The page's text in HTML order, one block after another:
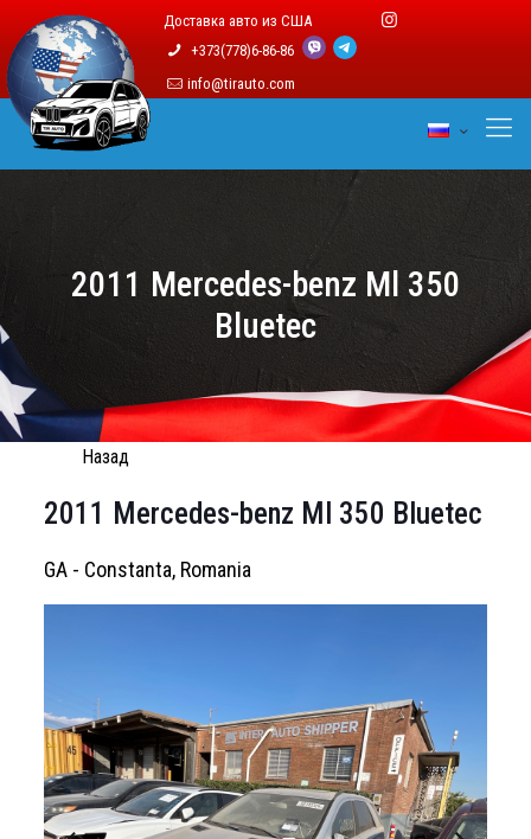
Доставка авто из США
+373(778)6-86-86
info@tirauto.com
2011 Mercedes-benz Ml 350
Bluetec
Назад
2011 Mercedes-benz Ml 350 Bluetec
GA - Constanta, Romania